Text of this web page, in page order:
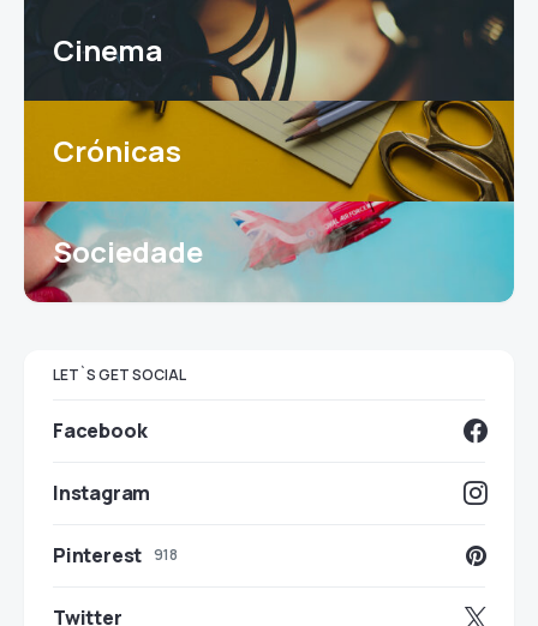
Cinema
Crónicas
Sociedade
LET`S GET SOCIAL
Facebook
Instagram
Pinterest 918
Twitter